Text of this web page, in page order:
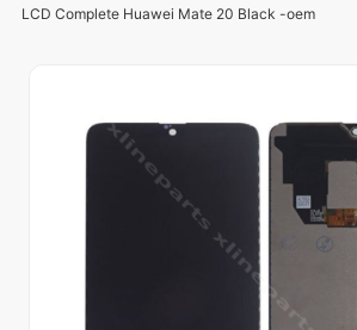
LCD Complete Huawei Mate 20 Black -oem